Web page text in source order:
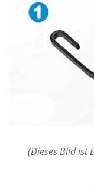
(Dieses Bild ist